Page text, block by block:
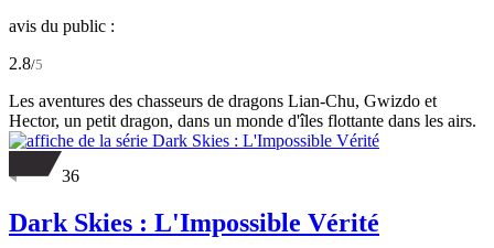
avis du public :
2.8/5
Les aventures des chasseurs de dragons Lian-Chu, Gwizdo et
Hector, un petit dragon, dans un monde d'îles flottante dans les airs.
36
Dark Skies : L'Impossible Vérité